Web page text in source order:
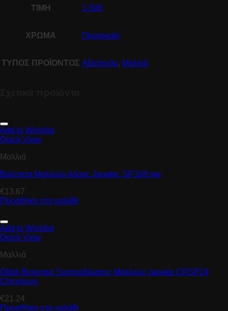
ΤΙΜΗ 1-50€
ΧΡΩΜΑ Πορτοκαλί
ΤΥΠΟΣ ΠΡΟΪΟΝΤΟΣ Αξεσουάρ, Μαλλιά
Add to Wishlist
Quick View
Μαλλιά
Βούρτσα Μαλλιών Αέρος Janeke, SP108 ner
€13.67
Προσθήκη στο καλάθι
Add to Wishlist
Quick View
Μαλλιά
Οβάλ Βούρτσα Ξεμπερδέματος Μαλλιών Janeke CRSP24
Chromium
€21.24
Προσθήκη στο καλάθι